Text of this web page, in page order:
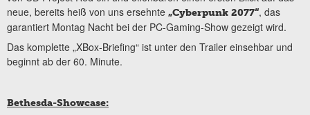
neue, bereits heiß von uns ersehnte „Cyberpunk 2077“, das
garantiert Montag Nacht bei der PC-Gaming-Show gezeigt wird.
Das komplette „XBox-Briefing“ ist unter den Trailer einsehbar und
beginnt ab der 60. Minute.
Bethesda-Showcase: